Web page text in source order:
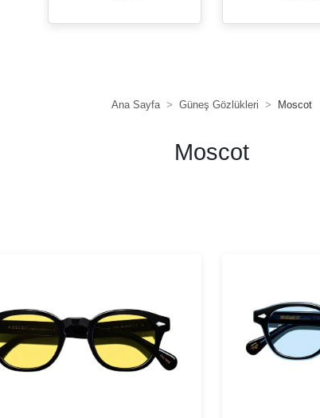
Ana Sayfa Güneş Gözlükleri Moscot
Moscot